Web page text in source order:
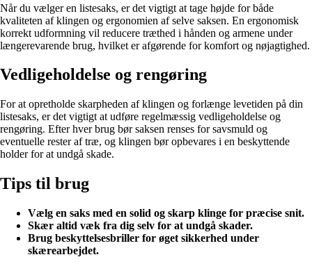
Når du vælger en listesaks, er det vigtigt at tage højde for både
kvaliteten af klingen og ergonomien af selve saksen. En ergonomisk
korrekt udformning vil reducere træthed i hånden og armene under
længerevarende brug, hvilket er afgørende for komfort og nøjagtighed.
Vedligeholdelse og rengøring
For at opretholde skarpheden af klingen og forlænge levetiden på din
listesaks, er det vigtigt at udføre regelmæssig vedligeholdelse og
rengøring. Efter hver brug bør saksen renses for savsmuld og
eventuelle rester af træ, og klingen bør opbevares i en beskyttende
holder for at undgå skade.
Tips til brug
Vælg en saks med en solid og skarp klinge for præcise snit.
Skær altid væk fra dig selv for at undgå skader.
Brug beskyttelsesbriller for øget sikkerhed under
skærearbejdet.